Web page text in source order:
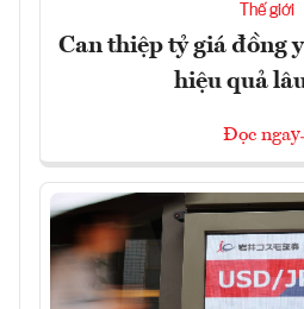
Thế giới
Can thiệp tỷ giá đồng
hiệu quả
Đọc ngay